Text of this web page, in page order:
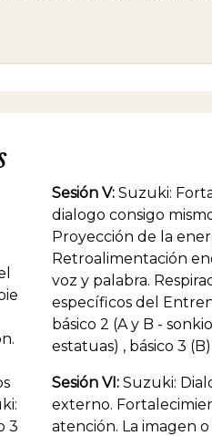
de Entrenamiento Suzuki,
con la SITI Company y
Bogart desde 1997 en Nueva
su práctica actoral en cine,
Suzuki y Viewpoints en
Ecuador, Venezuela,
En Bogotá colabora con la
de la Universidad Javeriana
del Teatro Nacional.
Aires, Argentina y está
de Creación e
es profesor de planta de la
Escénicas de la Universidad
(UADE), dirige el
Viewpoints y Composición y
Compañía Kyu Teatro.
3
Sesión V: Suzuki:
dialogo consigo
Proyección de la
Retroalimentación
voz y palabra.
específicos del
básico 2 (A y B -
estatuas) , básico 3
Sesión VI: Suzuki:
externo.
atención. La imagen